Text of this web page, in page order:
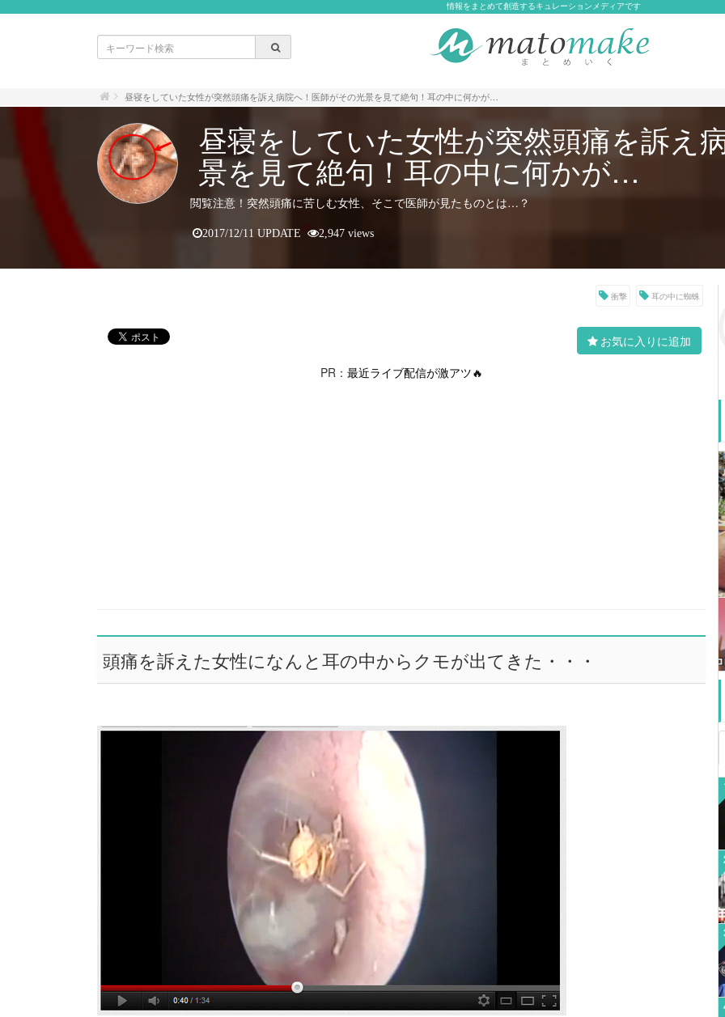
情報をまとめて創造するキュレーションメディアです
昼寝をしていた女性が突然頭痛を訴え病院へ！医師がその光景を見て絶句！耳の中に何かが…
昼寝をしていた女性が突然頭痛を訴え
景を見て絶句！耳の中に何かが…
閲覧注意！突然頭痛に苦しむ女性、そこで医師が見たものとは…？
2017/12/11 UPDATE 2,947 views
衝撃 耳の中に蜘蛛
お気に入りに追加
PR： 最近ライブ配信が激アツ🔥
頭痛を訴えた女性になんと耳の中からクモが出てきた・・・